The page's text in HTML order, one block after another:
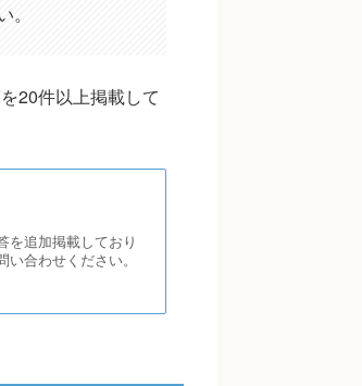
20件以上掲載して
を追加掲載しており
合わせください。